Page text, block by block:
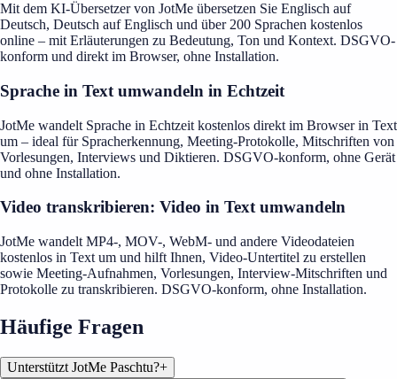
Mit dem KI-Übersetzer von JotMe übersetzen Sie Englisch auf
Deutsch, Deutsch auf Englisch und über 200 Sprachen kostenlos
online – mit Erläuterungen zu Bedeutung, Ton und Kontext. DSGVO-
konform und direkt im Browser, ohne Installation.
Sprache in Text umwandeln in Echtzeit
JotMe wandelt Sprache in Echtzeit kostenlos direkt im Browser in Text
um – ideal für Spracherkennung, Meeting-Protokolle, Mitschriften von
Vorlesungen, Interviews und Diktieren. DSGVO-konform, ohne Gerät
und ohne Installation.
Video transkribieren: Video in Text umwandeln
JotMe wandelt MP4-, MOV-, WebM- und andere Videodateien
kostenlos in Text um und hilft Ihnen, Video-Untertitel zu erstellen
sowie Meeting-Aufnahmen, Vorlesungen, Interview-Mitschriften und
Protokolle zu transkribieren. DSGVO-konform, ohne Installation.
Häufige Fragen
Unterstützt JotMe Paschtu?+